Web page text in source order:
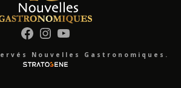
Facebook
Instagram
YouTube
Nouvelles Gastronomiques.